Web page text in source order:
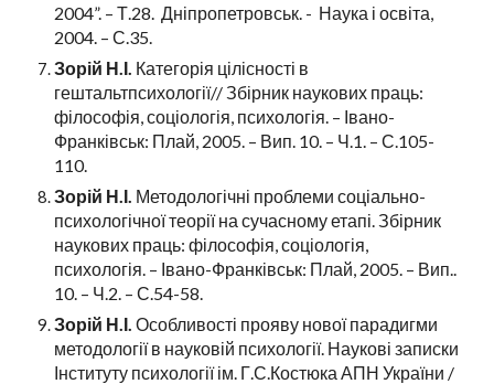
2004”. – Т.28. Дніпропетровськ. - Наука і освіта,
2004. – С.35.
Зорій Н.І. Категорія цілісності в
гештальтпсихології// Збірник наукових праць:
філософія, соціологія, психологія. – Івано-
Франківськ: Плай, 2005. – Вип. 10. – Ч.1. – С.105-
110.
Зорій Н.І. Методологічні проблеми соціально-
психологічної теорії на сучасному етапі. Збірник
наукових праць: філософія, соціологія,
психологія. – Івано-Франківськ: Плай, 2005. – Вип..
10. – Ч.2. – С.54-58.
Зорій Н.І. Особливості прояву нової парадигми
методології в науковій психології. Наукові записки
Інституту психології ім. Г.С.Костюка АПН України /